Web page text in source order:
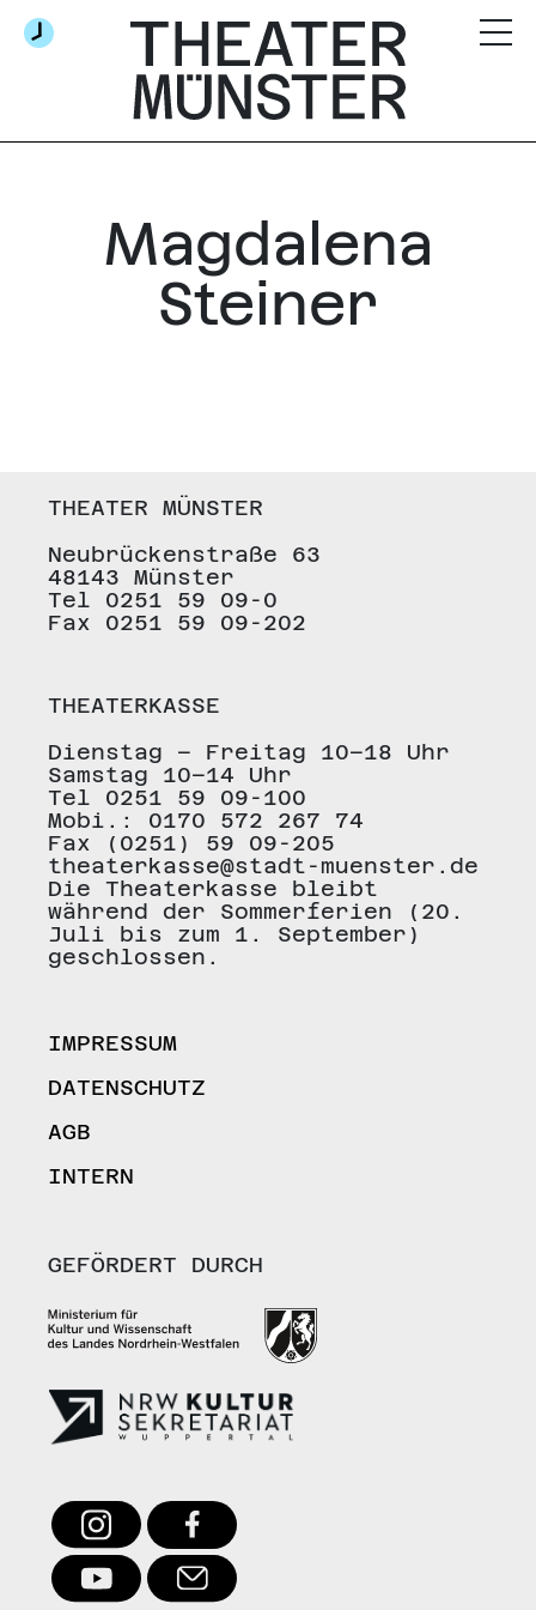
Magdalena
Steiner
THEATER MÜNSTER
Neubrückenstraße 63
48143 Münster
Tel 0251 59 09-0
Fax 0251 59 09-202
THEATERKASSE
Dienstag – Freitag 10–18 Uhr
Samstag 10–14 Uhr
Tel 0251 59 09-100
Mobi.: 0170 572 267 74
Fax (0251) 59 09-205
theaterkasse@stadt-muenster.de
Die Theaterkasse bleibt
während der Sommerferien (20.
Juli bis zum 1. September)
geschlossen.
IMPRESSUM
DATENSCHUTZ
AGB
INTERN
GEFÖRDERT DURCH